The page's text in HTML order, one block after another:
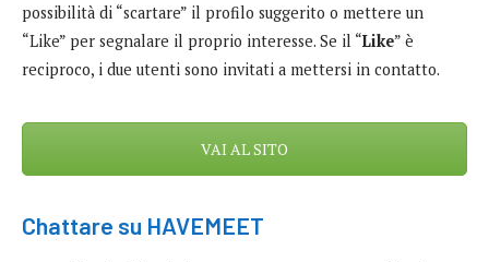
possibilità di “scartare” il profilo suggerito o mettere un
“Like” per segnalare il proprio interesse. Se il “Like” è
reciproco, i due utenti sono invitati a mettersi in contatto.
VAI AL SITO
Chattare su HAVEMEET